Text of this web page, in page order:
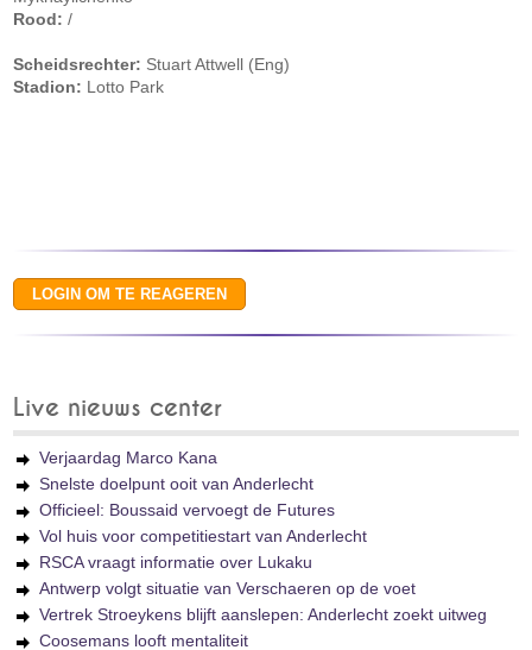
Rood: /
Scheidsrechter: Stuart Attwell (Eng)
Stadion: Lotto Park
Live nieuws center
Verjaardag Marco Kana
Snelste doelpunt ooit van Anderlecht
Officieel: Boussaid vervoegt de Futures
Vol huis voor competitiestart van Anderlecht
RSCA vraagt informatie over Lukaku
Antwerp volgt situatie van Verschaeren op de voet
Vertrek Stroeykens blijft aanslepen: Anderlecht zoekt uitweg
Coosemans looft mentaliteit